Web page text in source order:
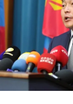
Сэтгэгдэл*